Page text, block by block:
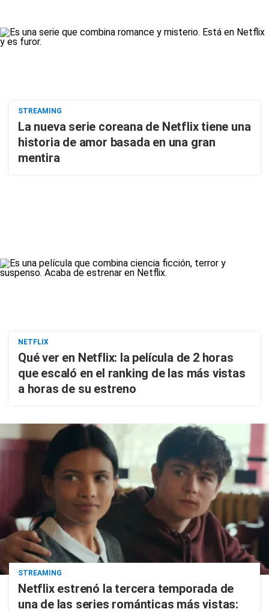
STREAMING
La nueva serie coreana de Netflix tiene una
historia de amor basada en una gran
mentira
NETFLIX
Qué ver en Netflix: la película de 2 horas
que escaló en el ranking de las más vistas
a horas de su estreno
STREAMING
Netflix estrenó la tercera temporada de
una de las series románticas más vistas: